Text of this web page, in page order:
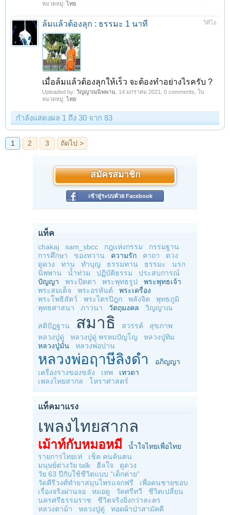
หมวดหมู่:ไทย
วิดีโอ
ล้มแล้วต้องลุก : ธรรมะ 1 นาที
เมื่อล้มแล้วต้องลุกให้เร็ว จะต้องทำอย่างไรครับ ?
Uploaded by: วิญญาณนิพพาน 14 มกราคม 2021
, 0 comments, ใน
หมวดหมู่:ไทย
กำลังแสดงผล 1 ถึง 30 จาก 83
สมัครสมาชิก
เข้าสู่ระบบด้วย Facebook
แท็ค
chakaj sam_sbcc กฎแห่งกรรม
กรรมฐาน
การศึกษา
ของหวาน ความรัก คาถา
ดวง
ดูดวง
ทาน ทำบุญ ธรรมทาน ธรรมะ
นรก
นิพพาน
น้ำท่วม ปฏิบัติธรรม
ประสบการณ์
ปัญญา
พระปิดตา พระพุทธรูป
พระพุทธเจ้า
พระสมเด็จ
พระอรหันต์
พระเครื่อง
พระโพธิสัตว์
พระไตรปิฎก พลังจิต
พุทธภูมิ
พุทธศาสนา
ภาวนา วัตถุมงคล วิญญาณ
สติปัฏฐาน สมาธิ สวรรค์
สุขภาพ
หลวงปู่ดู่
หลวงปู่ดู่ พรหมปัญโญ
หลวงปู่ทิม
หลวงปู่มั่น
หลวงพ่อปาน
หลวงพ่อฤาษีลิงดำ
อภิญญา
เครื่องรางของขลัง
เทพ
เทวดา
เพลงไทยสากล
โหราศาสตร์
แท็คมาแรง
เพลงไทยสากล
เม้าท์กับหมอหมี
น้ำใจไทยเพื่อไทย
รายการไทยเท่
เช็ค คนค้นฅน
มนุษย์ต่างวัย talk
ฮีลใจ
ดูดวง
วัย 63 ปีกับใช้ชีวิตแบบ “เด็กค่าย”
วัดคีรีวงศ์ทำยาสมุนไพรแจกฟรี
เพื่อคนชายขอบ
เรื่องจริงผ่านจอ
หมอดู วัดศรีทวี
ชีวิตเปลี่ยน
นครศรีธรรมราช
ชีวิตจริงยิ่งกว่าละคร
หลวงตาม้า
หลวงปู่ดู่ ทอดผ้าป่าสามัคคี